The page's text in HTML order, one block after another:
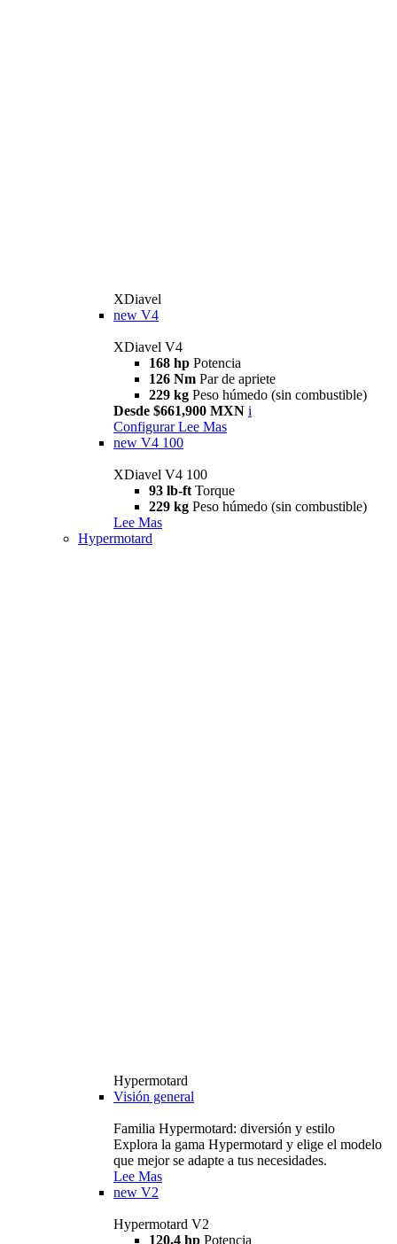
XDiavel
new V4
XDiavel V4
168 hp Potencia
126 Nm Par de apriete
229 kg Peso húmedo (sin combustible)
Desde $661,900 MXN i
Configurar Lee Mas
new V4 100
XDiavel V4 100
93 lb-ft Torque
229 kg Peso húmedo (sin combustible)
Lee Mas
Hypermotard
Hypermotard
Visión general
Familia Hypermotard: diversión y estilo
Explora la gama Hypermotard y elige el modelo
que mejor se adapte a tus necesidades.
Lee Mas
new V2
Hypermotard V2
120,4 hp Potencia